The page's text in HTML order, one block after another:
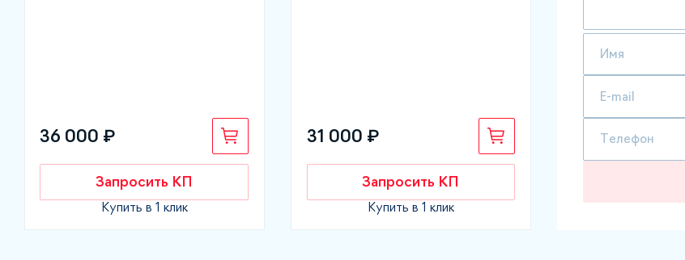
36 000 ₽
Запросить КП
Купить в 1 клик
31 000 ₽
Запросить КП
Купить в 1 клик